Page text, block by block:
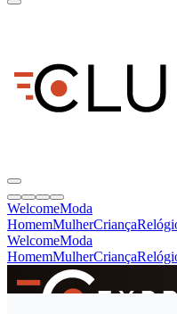
WelcomeModa
HomemMulherCriança
WelcomeModa
HomemMulherCriança